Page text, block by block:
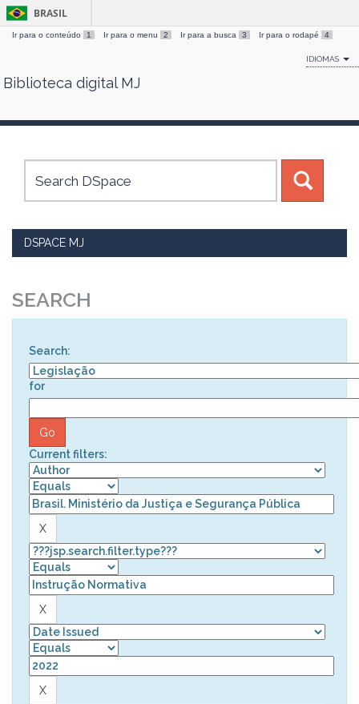
Skip
BRASIL
Ir para o conteúdo 1 Ir para o menu 2 Ir para a busca 3 Ir para o rodapé 4
IDIOMAS
Biblioteca digital MJ
DSPACE MJ
SEARCH
Search:
for
Current filters: